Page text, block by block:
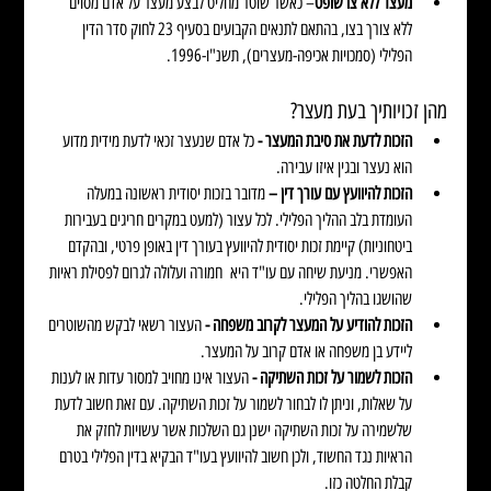
ללא צורך בצו, בהתאם לתנאים הקבועים בסעיף 23 לחוק סדר הדין
הפלילי (סמכויות אכיפה-מעצרים), תשנ"ו-1996.
מהן זכויותיך בעת מעצר?
הזכות לדעת את סיבת המעצר - כל אדם שנעצר זכאי לדעת מידית מדוע
הוא נעצר ובגין איזו עבירה.
הזכות להיוועץ עם עורך דין – מדובר בזכות יסודית ראשונה במעלה
העומדת בלב ההליך הפלילי. לכל עצור (למעט במקרים חריגים בעבירות
ביטחוניות) קיימת זכות יסודית להיוועץ בעורך דין באופן פרטי, ובהקדם
האפשרי. מניעת שיחה עם עו"ד היא  חמורה ועלולה לגרום לפסילת ראיות
שהושגו בהליך הפלילי.
הזכות להודיע על המעצר לקרוב משפחה - העצור רשאי לבקש מהשוטרים
ליידע בן משפחה או אדם קרוב על המעצר.
הזכות לשמור על זכות השתיקה - העצור אינו מחויב למסור עדות או לענות
על שאלות, וניתן לו לבחור לשמור על זכות השתיקה. עם זאת חשוב לדעת
שלשמירה על זכות השתיקה ישנן גם השלכות אשר עשויות לחזק את
הראיות נגד החשוד, ולכן חשוב להיוועץ בעו"ד הבקיא בדין הפלילי בטרם
קבלת החלטה כזו.